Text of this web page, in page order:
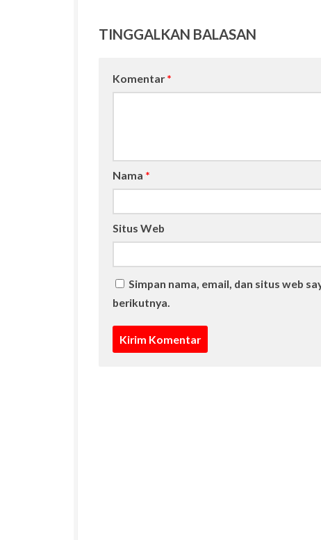
TINGGALKAN BALASAN
Komentar *
Nama *
Situs Web
Simpan nama, email, dan situs web
berikutnya.